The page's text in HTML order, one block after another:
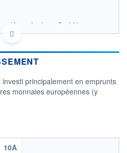
Kapitalanlage GmbH
AU 07/08/2026
principalement en emprunts
monnaies européennes (y
10A